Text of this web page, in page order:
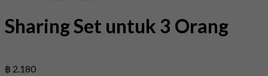
Sharing Set untuk 3 Orang
฿ 2.180